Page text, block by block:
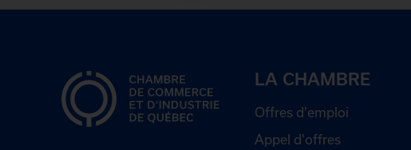
LA CHAMBRE
Offres d'emploi
Appel d'offres